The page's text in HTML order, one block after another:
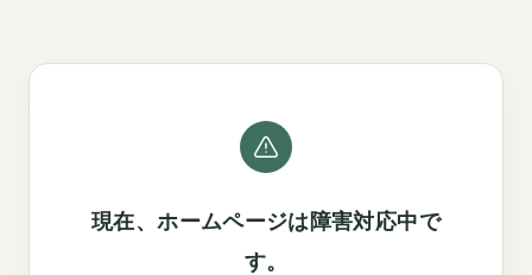
現在、ホームページは障害対応中で
す。